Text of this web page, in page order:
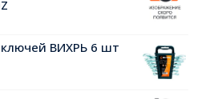
ВИХРЬ 6 шт